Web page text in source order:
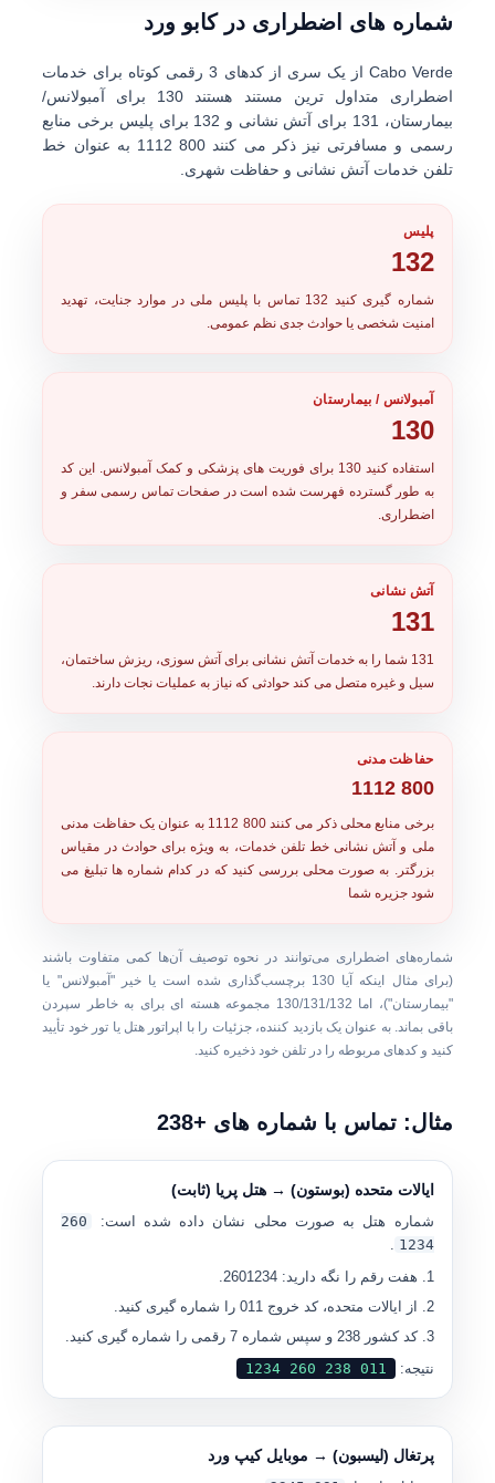
شماره های اضطراری در کابو ورد
Cabo Verde از یک سری از کدهای 3 رقمی کوتاه
برای خدمات
اضطراری متداول ترین مستند هستند 130 برای آمبولانس/
بیمارستان، 131 برای آتش نشانی و 132 برای پلیس برخی منابع
رسمی و مسافرتی نیز ذکر می کنند 800 1112
به عنوان خط
تلفن خدمات آتش نشانی و حفاظت شهری.
پلیس
132
شماره گیری کنید 132 تماس با پلیس ملی در موارد جنایت، تهدید
امنیت شخصی یا حوادث جدی نظم عمومی.
آمبولانس / بیمارستان
130
استفاده کنید130 برای فوریت های پزشکی و کمک آمبولانس. این کد
به طور گسترده فهرست شده است در صفحات تماس رسمی سفر و
اضطراری.
آتش نشانی
131
131 شما را به خدمات آتش نشانی برای آتش سوزی، ریزش ساختمان،
سیل و غیره متصل می کند حوادثی که نیاز به عملیات نجات دارند.
حفاظت مدنی
800 1112
برخی منابع محلی ذکر می کنند800 1112
به عنوان یک حفاظت مدنی
ملی و آتش نشانی خط تلفن خدمات، به ویژه برای حوادث در مقیاس
بزرگتر. به صورت محلی بررسی کنید که در کدام شماره ها تبلیغ می
شود جزیره شما
شماره‌های اضطراری می‌توانند در نحوه توصیف آن‌ها کمی متفاوت باشند
(برای مثال اینکه آیا 130 برچسب‌گذاری شده است یا خیر "آمبولانس" یا
"بیمارستان")، اما 130/131/132 مجموعه هسته ای برای به خاطر سپردن
باقی بماند. به عنوان یک بازدید کننده، جزئیات را با اپراتور هتل یا تور خود تأیید
کنید و کدهای مربوطه را در تلفن خود ذخیره کنید.
مثال: تماس با شماره های +238
ایالات متحده (بوستون) → هتل پریا (ثابت)
شماره هتل به صورت محلی نشان داده شده است:
260
1234
.
هفت رقم را نگه دارید: 2601234.
از ایالات متحده، کد خروج 011 را شماره گیری کنید.
کد کشور 238 و سپس شماره 7 رقمی را شماره گیری کنید.
نتیجه:
011 238 260 1234
پرتغال (لیسبون) → موبایل کیپ ورد